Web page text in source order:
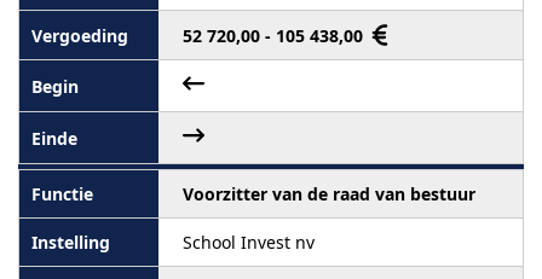
52 720,00 - 105 438,00
Voorzitter van de raad van bestuur
School Invest nv